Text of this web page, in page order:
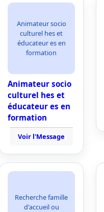
Animateur socio
culturel hes et
éducateur es en
formation
Animateur socio
culturel hes et
éducateur es en
formation
Voir l'Message
Recherche famille
d'accueil ou